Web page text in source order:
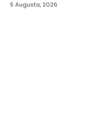
5 Augusta, 2026